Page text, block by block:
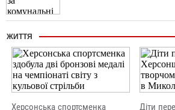
ЖИТТЯ
Херсонська спортсменка Діти